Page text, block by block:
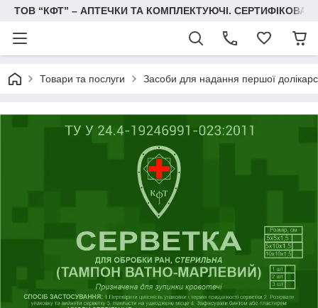
ТОВ “КФТ” – АПТЕЧКИ ТА КОМПЛЕКТУЮЧІ.
Товари та послуги Засоби для надання першої